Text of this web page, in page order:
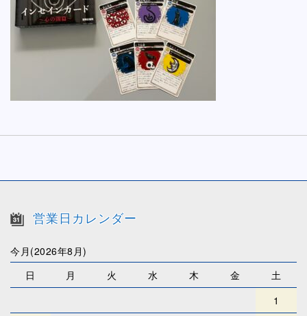
営業日カレンダー
今月(2026年8月)
日
月 火 水 木 金
土
1